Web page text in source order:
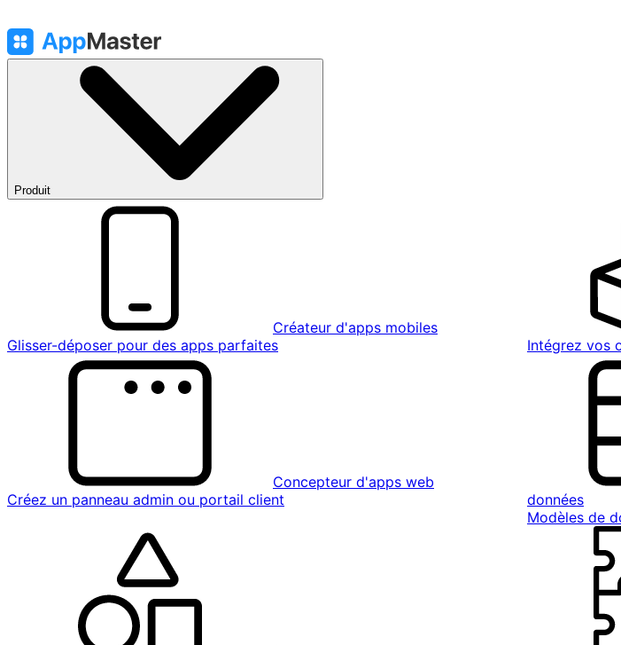
Produit
Créateur d'apps mobiles
Glisser-déposer pour des apps parfaites
Intégrez vos
Concepteur d'apps web
Créez un panneau admin ou portail client
données
Modèles de